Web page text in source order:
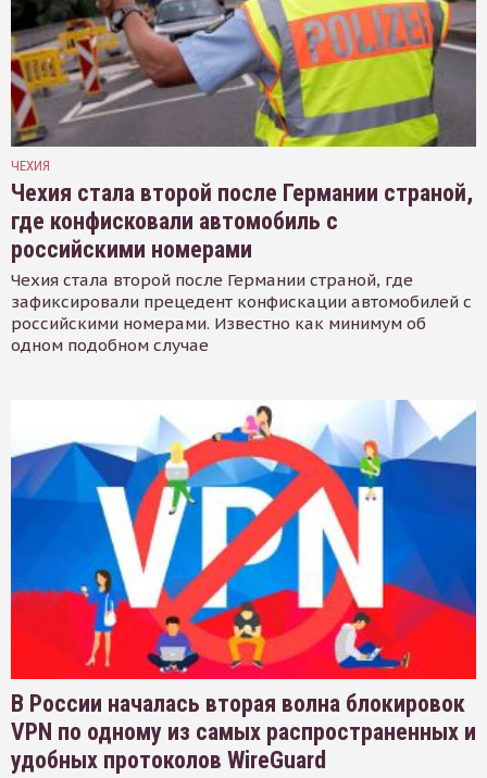
ЧЕХИЯ
Чехия стала второй после Германии страной,
где конфисковали автомобиль с
российскими номерами
Чехия стала второй после Германии страной, где
зафиксировали прецедент конфискации автомобилей с
российскими номерами. Известно как минимум об
одном подобном случае
В России началась вторая волна блокировок
VPN по одному из самых распространенных и
удобных протоколов WireGuard